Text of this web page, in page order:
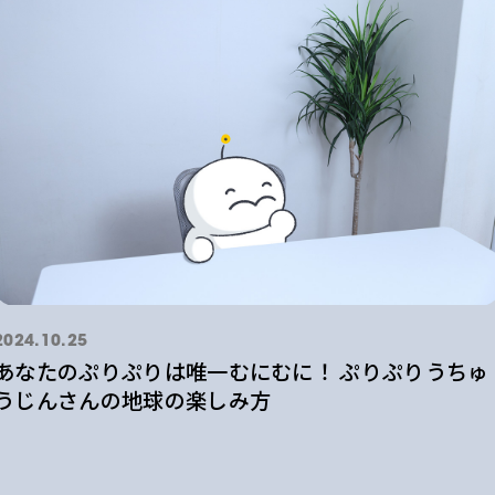
なたのぷりぷりは唯一むにむに！ ぷりぷりうちゅ
じんさんの地球の楽しみ方